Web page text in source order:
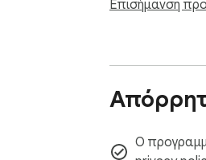
Επισήμανση
Ο